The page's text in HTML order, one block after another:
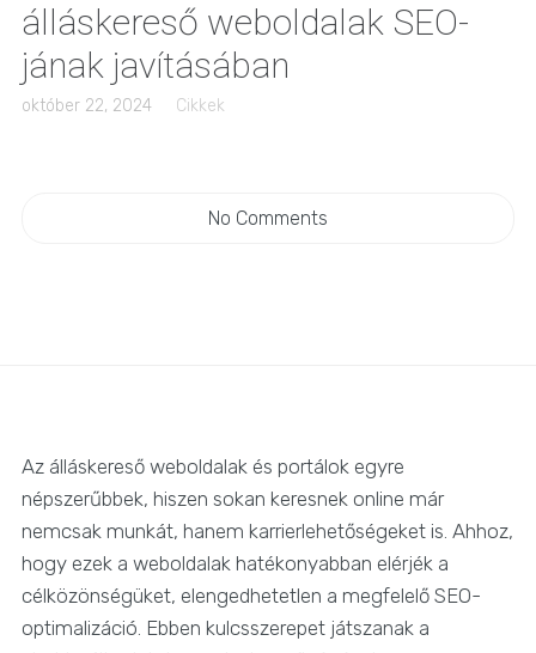
álláskereső weboldalak SEO-
jának javításában
október 22, 2024 Cikkek
No Comments
Az álláskereső weboldalak és portálok egyre
népszerűbbek, hiszen sokan keresnek online már
nemcsak munkát, hanem karrierlehetőségeket is. Ahhoz,
hogy ezek a weboldalak hatékonyabban elérjék a
célközönségüket, elengedhetetlen a megfelelő SEO-
optimalizáció. Ebben kulcsszerepet játszanak a